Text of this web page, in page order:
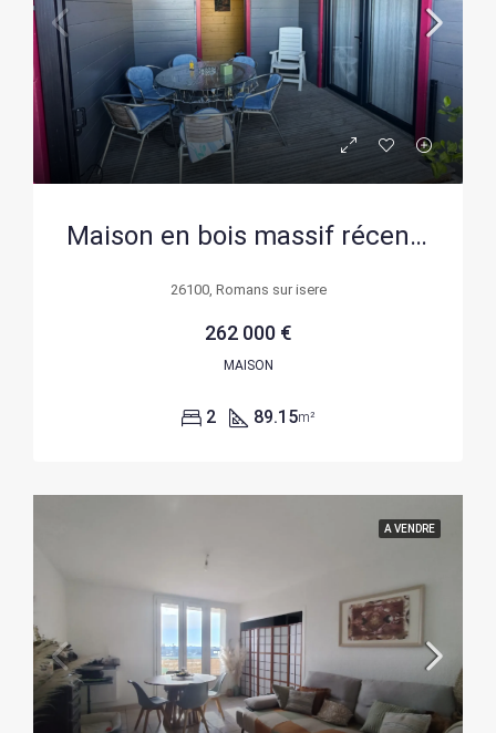
Maison en bois massif récente avec 2 chambres, garage et terrain clos à Romans-sur-Isère
26100, Romans sur isere
262 000 €
MAISON
2 89.15m²
A VENDRE